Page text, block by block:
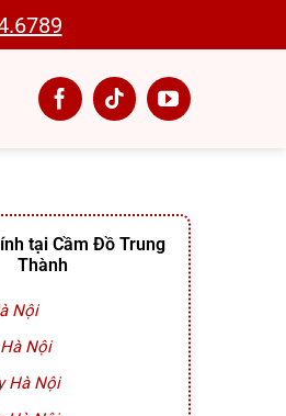
tại Cầm Đồ Trung
Thành
Nội
Nội
Hà Nội